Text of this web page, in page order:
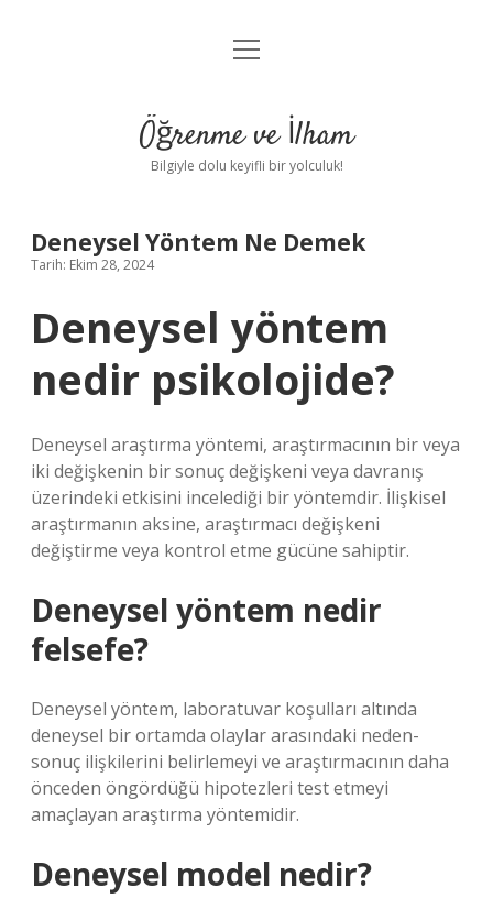
Anasayfa
Yasal Uyarı
menüyü
Öğrenme ve İlham
Bilgiyle dolu keyifli bir yolculuk!
Deneysel Yöntem Ne Demek
Tarih: Ekim 28, 2024
Deneysel yöntem
nedir psikolojide?
Deneysel araştırma yöntemi, araştırmacının bir veya
iki değişkenin bir sonuç değişkeni veya davranış
üzerindeki etkisini incelediği bir yöntemdir. İlişkisel
araştırmanın aksine, araştırmacı değişkeni
değiştirme veya kontrol etme gücüne sahiptir.
Deneysel yöntem nedir
felsefe?
Deneysel yöntem, laboratuvar koşulları altında
deneysel bir ortamda olaylar arasındaki neden-
sonuç ilişkilerini belirlemeyi ve araştırmacının daha
önceden öngördüğü hipotezleri test etmeyi
amaçlayan araştırma yöntemidir.
Deneysel model nedir?